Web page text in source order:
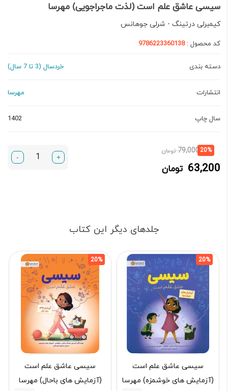
سیسی عاشق علم است (لذت ماجراجویی) مهرسا
کیمبرلی درتینگ - شرلی جوهانس
کد محصول :9786223360138
دسته بندی خردسال (3 تا 7 سال)
انتشارات مهرسا
سال چاپ 1402
20%
79,000 تومانقیمت
63,200 تومان
قیمت
63,200 تومان.
+
-
جلدهای دیگر این کتاب
20%
سیسی عاشق علم است
(آزمایش های خوشمزه) مهرسا
20%
سیسی عاشق علم است
(آزمایش های باحال) مهرسا